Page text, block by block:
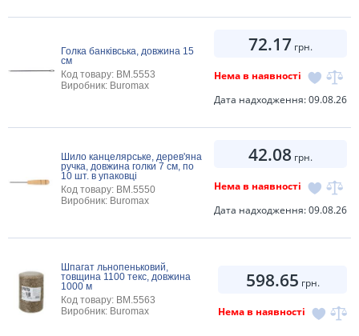
Голка банківська, довжина 15
см
Код товару: BM.5553
Виробник: Buromax
72.17 грн.
Нема в наявності
Дата надходження: 09.08.26
Шило канцелярське, дерев'яна
ручка, довжина голки 7 см, по
10 шт. в упаковці
Код товару: BM.5550
Виробник: Buromax
42.08 грн.
Нема в наявності
Дата надходження: 09.08.26
Шпагат льнопеньковий,
товщина 1100 текс, довжина
1000 м
Код товару: BM.5563
Виробник: Buromax
598.65 грн.
Нема в наявності